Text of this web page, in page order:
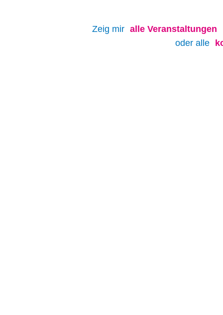
Zeig mir alle Veranstaltungen
oder alle